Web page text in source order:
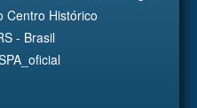
Centro Histórico
- Brasil